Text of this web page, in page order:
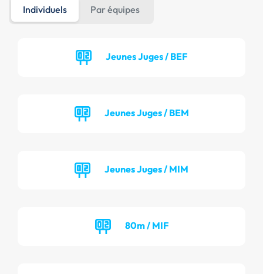
Individuels Par équipes
Jeunes Juges / BEF
Jeunes Juges / BEM
Jeunes Juges / MIM
80m / MIF